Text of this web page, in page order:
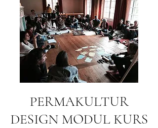
PERMAKULTUR
DESIGN MODUL KURS